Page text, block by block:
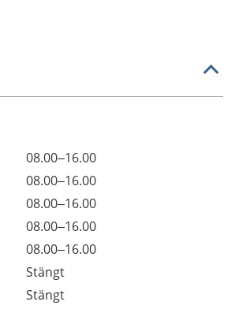
08.00–16.00
08.00–16.00
08.00–16.00
08.00–16.00
08.00–16.00
Stängt
Stängt